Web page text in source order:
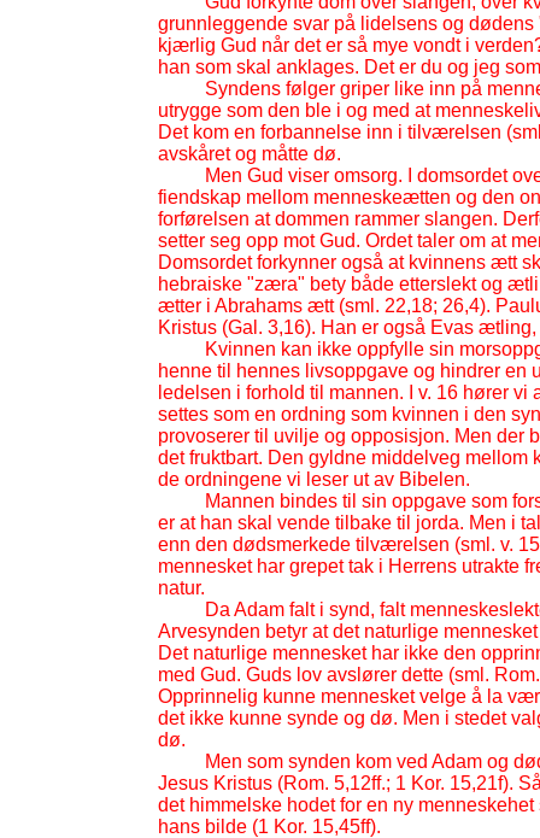
grunnleggende svar på lidelsens og
kjærlig Gud når det er så mye vondt i
han som skal anklages. Det er du og jeg
Syndens følger griper like inn på
utrygge som den ble i og med at
Det kom en forbannelse inn i tilværelsen
avskåret og måtte dø.
Men Gud viser omsorg. I domsordet
fiendskap mellom menneskeætten og den
forførelsen at dommen rammer slangen.
setter seg opp mot Gud. Ordet taler om at
Domsordet forkynner også at kvinnens ætt
hebraiske "zæra" bety både etterslekt og
ætter i Abrahams ætt (sml. 22,18; 26,4).
Kristus (Gal. 3,16). Han er også Evas
Kvinnen kan ikke oppfylle sin
henne til hennes livsoppgave og hindrer en
ledelsen i forhold til mannen. I v. 16 hører
settes som en ordning som kvinnen i den
provoserer til uvilje og opposisjon. Men der
det fruktbart. Den gyldne middelveg
de ordningene vi leser ut av Bibelen.
Mannen bindes til sin oppgave som
er at han skal vende tilbake til jorda. Men i
enn den dødsmerkede tilværelsen (sml. v.
mennesket har grepet tak i Herrens utrakte
natur.
Da Adam falt i synd, falt
Arvesynden betyr at det naturlige
Det naturlige mennesket har ikke den
med Gud. Guds lov avslører dette (sml.
Opprinnelig kunne mennesket velge å la
det ikke kunne synde og dø. Men i stedet
dø.
Men som synden kom ved Adam og
Jesus Kristus (Rom. 5,12ff.; 1 Kor. 15,21f).
det himmelske hodet for en ny
hans bilde (1 Kor. 15,45ff).